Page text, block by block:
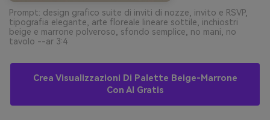
Prompt: design grafico suite di inviti di nozze, invito e RSVP,
tipografia elegante, arte floreale lineare sottile, inchiostri
beige e marrone polveroso, sfondo semplice, no mani, no
tavolo --ar 3:4
Crea Visualizzazioni Di Palette Beige-Marrone
Con AI Gratis